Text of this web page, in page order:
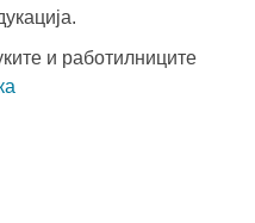
и работилниците